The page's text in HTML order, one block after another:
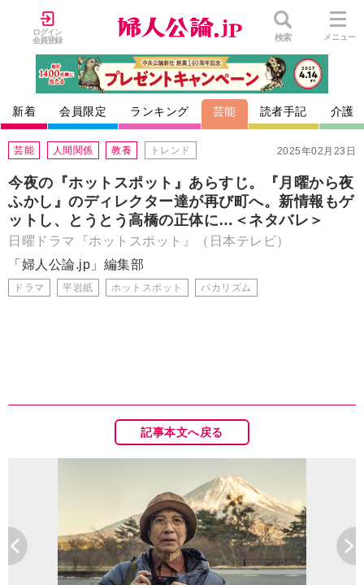
ログイン
会員登録
検索 メニュー
新着 会員限定 ランキング 芸能 読者手記 介護
2025年02月23日
芸能 人間関係 教養 トレンド
今夜の『ホットスポット』あらすじ。『月曜から夜
ふかし』のディレクター達が再び町へ。新情報もゲ
ットし、とうとう高橋の正体に…＜ネタバレ＞
日曜ドラマ『ホットスポット』（日本テレビ）
「婦人公論.jp」編集部
ドラマ 平岩紙 ホットスポット バカリズム
記事本文へ戻る